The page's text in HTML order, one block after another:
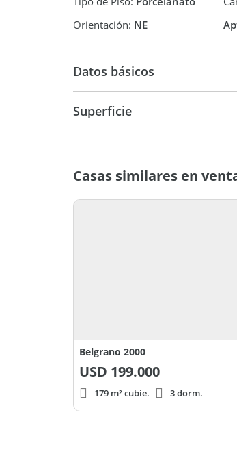
Orientación: NE
Datos básicos
Superficie
Casas similares en
Belgrano 2000
USD 199.000
179 m² cubie. 3 dorm.